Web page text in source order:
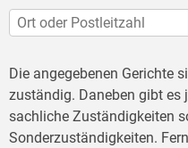
Die angegebenen Gerichte
zuständig. Daneben gibt es
sachliche Zuständigkeiten
Sonderzuständigkeiten.